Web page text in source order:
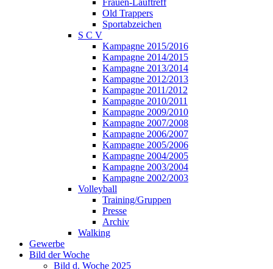
Frauen-Lauftreff
Old Trappers
Sportabzeichen
S C V
Kampagne 2015/2016
Kampagne 2014/2015
Kampagne 2013/2014
Kampagne 2012/2013
Kampagne 2011/2012
Kampagne 2010/2011
Kampagne 2009/2010
Kampagne 2007/2008
Kampagne 2006/2007
Kampagne 2005/2006
Kampagne 2004/2005
Kampagne 2003/2004
Kampagne 2002/2003
Volleyball
Training/Gruppen
Presse
Archiv
Walking
Gewerbe
Bild der Woche
Bild d. Woche 2025